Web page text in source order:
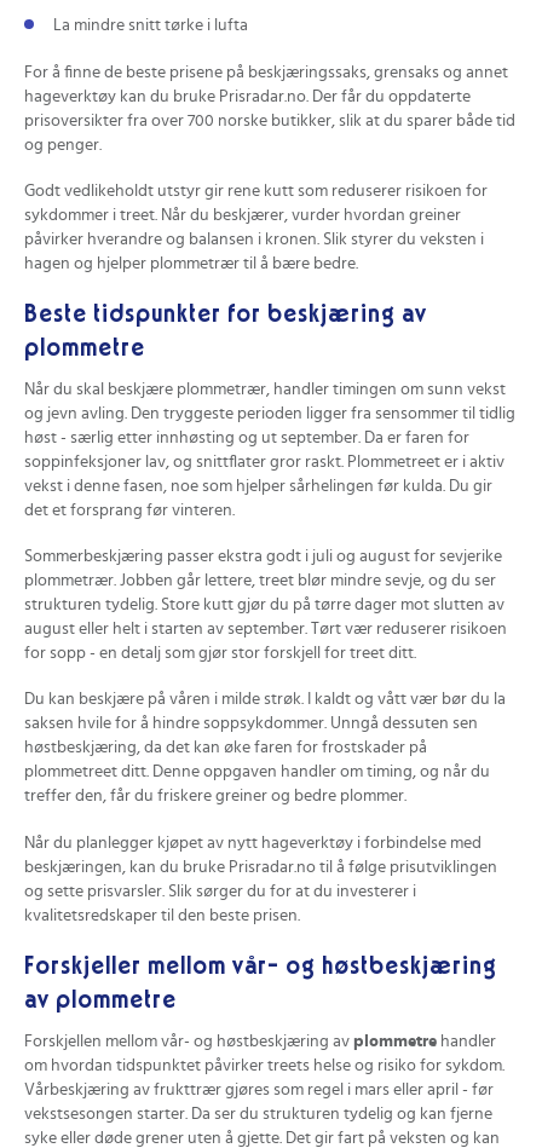
La mindre snitt tørke i lufta
For å finne de beste prisene på beskjæringssaks, grensaks og annet
hageverktøy kan du bruke Prisradar.no. Der får du oppdaterte
prisoversikter fra over 700 norske butikker, slik at du sparer både tid
og penger.
Godt vedlikeholdt utstyr gir rene kutt som reduserer risikoen for
sykdommer i treet. Når du beskjærer, vurder hvordan greiner
påvirker hverandre og balansen i kronen. Slik styrer du veksten i
hagen og hjelper plommetrær til å bære bedre.
Beste tidspunkter for beskjæring av
plommetre
Når du skal beskjære plommetrær, handler timingen om sunn vekst
og jevn avling. Den tryggeste perioden ligger fra sensommer til tidlig
høst - særlig etter innhøsting og ut september. Da er faren for
soppinfeksjoner lav, og snittflater gror raskt. Plommetreet er i aktiv
vekst i denne fasen, noe som hjelper sårhelingen før kulda. Du gir
det et forsprang før vinteren.
Sommerbeskjæring passer ekstra godt i juli og august for sevjerike
plommetrær. Jobben går lettere, treet blør mindre sevje, og du ser
strukturen tydelig. Store kutt gjør du på tørre dager mot slutten av
august eller helt i starten av september. Tørt vær reduserer risikoen
for sopp - en detalj som gjør stor forskjell for treet ditt.
Du kan beskjære på våren i milde strøk. I kaldt og vått vær bør du la
saksen hvile for å hindre soppsykdommer. Unngå dessuten sen
høstbeskjæring, da det kan øke faren for frostskader på
plommetreet ditt. Denne oppgaven handler om timing, og når du
treffer den, får du friskere greiner og bedre plommer.
Når du planlegger kjøpet av nytt hageverktøy i forbindelse med
beskjæringen, kan du bruke Prisradar.no til å følge prisutviklingen
og sette prisvarsler. Slik sørger du for at du investerer i
kvalitetsredskaper til den beste prisen.
Forskjeller mellom vår- og høstbeskjæring
av plommetre
Forskjellen mellom vår- og høstbeskjæring av plommetre handler
om hvordan tidspunktet påvirker treets helse og risiko for sykdom.
Vårbeskjæring av frukttrær gjøres som regel i mars eller april - før
vekstsesongen starter. Da ser du strukturen tydelig og kan fjerne
syke eller døde grener uten å gjette. Det gir fart på veksten og kan